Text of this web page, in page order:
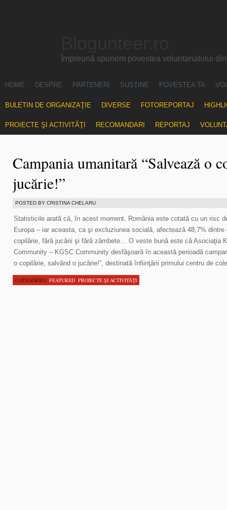
Împreună spunem povestea voluntariatului
HOME DESPRE PARTENERI SUSŢINE POVESTEA TA
BULETIN DE ORGANIZAŢIE DIVERSE FOTOREPORTAJ
PROIECTE ŞI ACTIVITĂŢI RECOMANDARI REPORTAJ
Campania umanitară “Salvează o
jucărie!”
POSTED BY CRISTINA CHELARU
Statisticile arată că, în acest moment, România este cotată cu un risc
Europa – iar aceasta, ca şi excluziunea socială, afectează 48,7%
copilărie, fără jucării şi fără zâmbete… O veste bună este că Asociaţia
Community – KGSC Community desfăşoară în această perioadă
o copilărie, salvând o jucărie!”, destinată înfiinţării primului centru de
CATEGORIES: FEATURED, PROIECTE ŞI ACTIVITĂŢI